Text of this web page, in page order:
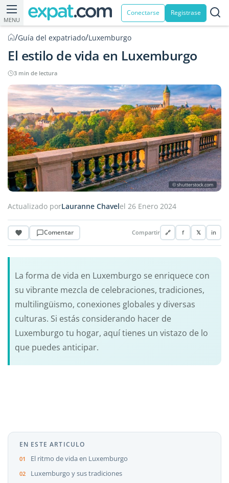
MENU
Conectarse Registrase
/Guía del expatriado/Luxemburgo
El estilo de vida en Luxemburgo
3 min de lectura
© shutterstock.com
Actualizado porLauranne Chavelel 26 Enero 2024
Comentar Compartir 🔗 f 𝕏 in
La forma de vida en Luxemburgo se enriquece con
su vibrante mezcla de celebraciones, tradiciones,
multilingüismo, conexiones globales y diversas
culturas. Si estás considerando hacer de
Luxemburgo tu hogar, aquí tienes un vistazo de lo
que puedes anticipar.
EN ESTE ARTICULO
El ritmo de vida en Luxemburgo
Luxemburgo y sus tradiciones